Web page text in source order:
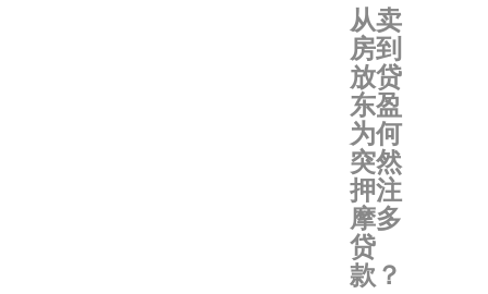
从卖
房到
放贷
东盈
为何
突然
押注
摩多
贷
款？